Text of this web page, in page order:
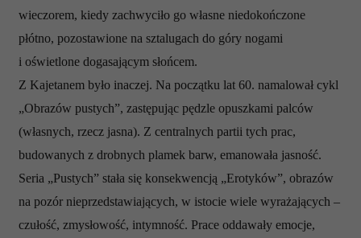
wieczorem, kiedy zachwyciło go własne niedokończone
płótno, pozostawione na sztalugach do góry nogami
i oświetlone dogasającym słońcem.
Z Kajetanem było inaczej. Na początku lat 60. namalował cykl
„Obrazów pustych”, zastępując pędzle opuszkami palców
(własnych, rzecz jasna). Z centralnych partii tych prac,
budowanych z drobnych plamek barw, emanowała jasność.
Seria „Pustych” stała się konsekwencją „Erotyków”, obrazów
na pozór nieprzedstawiających, w istocie wiele wyrażających –
czułość, zmysłowość, intymność. Prace oddawały emocje,